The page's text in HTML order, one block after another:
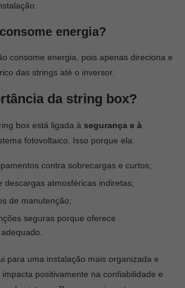
energia?
consome energia, pois apenas direciona e
das strings até o inversor.
da string box?
box está ligada à segurança e à
fotovoltaico. Isso porque ela:
contra sobrecargas e curtos;
descargas atmosféricas indiretas;
de manutenção;
seguras porque oferece
para uma instalação mais organizada e
positivamente na confiabilidade e